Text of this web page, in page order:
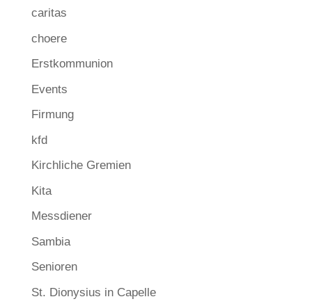
caritas
choere
Erstkommunion
Events
Firmung
kfd
Kirchliche Gremien
Kita
Messdiener
Sambia
Senioren
St. Dionysius in Capelle